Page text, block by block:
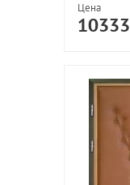
Цена
10333